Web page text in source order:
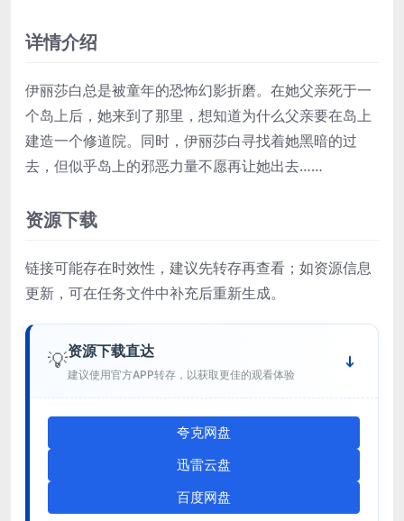
详情介绍
伊丽莎白总是被童年的恐怖幻影折磨。在她父亲死于一
个岛上后，她来到了那里，想知道为什么父亲要在岛上
建造一个修道院。同时，伊丽莎白寻找着她黑暗的过
去，但似乎岛上的邪恶力量不愿再让她出去……
资源下载
链接可能存在时效性，建议先转存再查看；如资源信息
更新，可在任务文件中补充后重新生成。
💡资源下载直达
建议使用官方APP转存，以获取更佳的观看体验
夸克网盘
迅雷云盘
百度网盘